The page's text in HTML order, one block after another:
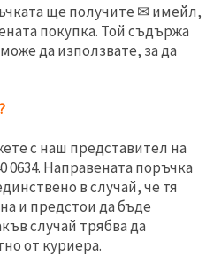
ще получите ✉имейл,
покупка. Той съдържа
да използвате, за да
с наш представител на
0634. Направената поръчка
в случай, че тя
и предстои да бъде
случай трябва да
от куриера.